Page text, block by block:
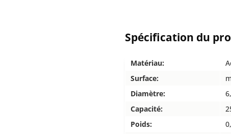
Spécification du
Matériau:
Surface:
Diamètre:
Capacité:
Poids: